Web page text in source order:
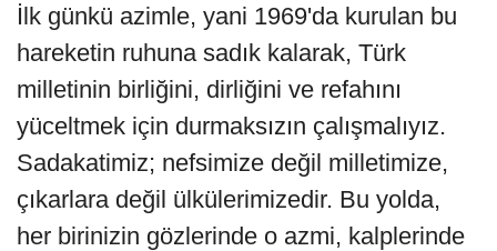
İlk günkü azimle, yani 1969'da kurulan bu
hareketin ruhuna sadık kalarak, Türk
milletinin birliğini, dirliğini ve refahını
yüceltmek için durmaksızın çalışmalıyız.
Sadakatimiz; nefsimize değil milletimize,
çıkarlara değil ülkülerimizedir. Bu yolda,
her birinizin gözlerinde o azmi, kalplerinde